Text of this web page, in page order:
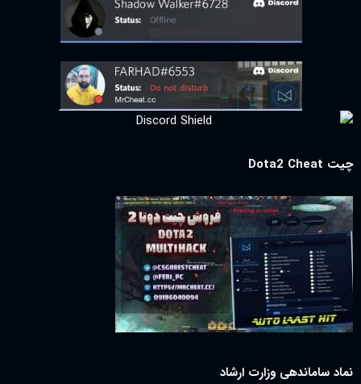
چیت Dota2 Cheat
نماد ساماندهی وزارت ارشاد